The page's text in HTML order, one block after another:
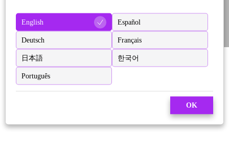
English Español
Deutsch Français
日本語 한국어
Português
OK